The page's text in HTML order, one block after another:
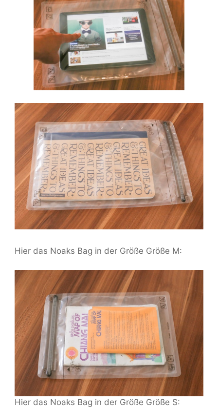
Hier das Noaks Bag in der Größe Größe M:
Hier das Noaks Bag in der Größe Größe S: